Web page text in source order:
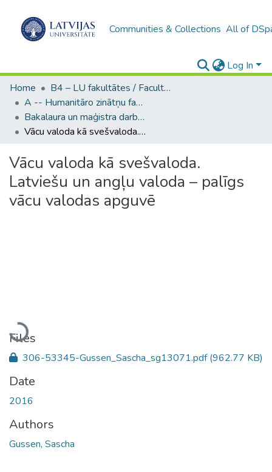
Communities & Collections All of
Log In
Home
B4 – LU fakultātes / Faculties of the UL
A -- Humanitāro zinātņu fakultāte / Faculty of Humanities
Bakalaura un maģistra darbi (HZF) / Bachelor's and Master's theses
Vācu valoda kā svešvaloda. Latviešu un angļu valoda – palīgs vācu valodas apguvē
Vācu valoda kā svešvaloda.
Latviešu un angļu valoda – palīgs
vācu valodas apguvē
Loading...
Files
306-53345-Gussen_Sascha_sg13071.pdf(962.77 KB)
Date
2016
Authors
Gussen, Sascha